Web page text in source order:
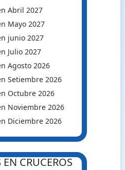
Abril 2027
Mayo 2027
junio 2027
Julio 2027
Agosto 2026
Setiembre 2026
Octubre 2026
Noviembre 2026
Diciembre 2026
CRUCEROS